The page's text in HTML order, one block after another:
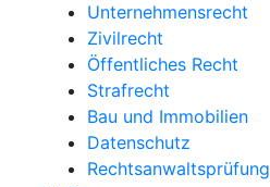
Unternehmens­recht
Zivilrecht
Öffentliches Recht
Strafrecht
Bau und Immobilien
Datenschutz
Rechtsanwalts­prüfung